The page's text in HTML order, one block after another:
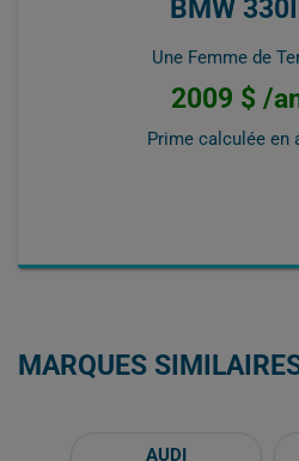
BMW
Une Femme de
2009 $ /
Prime calculée en
MARQUES
AUDI